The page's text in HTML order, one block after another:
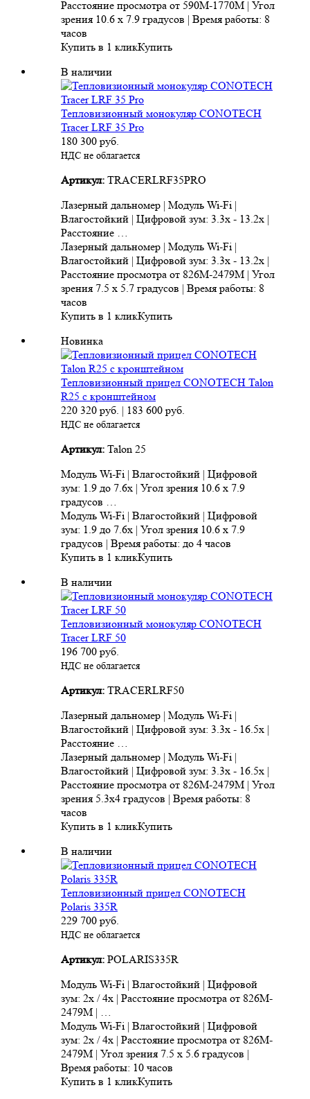
Расстояние просмотра от 590M-1770M | Угол
зрения 10.6 x 7.9 градусов | Время работы: 8
часов
Купить в 1 кликКупить
В наличии
Тепловизионный монокуляр CONOTECH
Tracer LRF 35 Pro
180 300 руб.
НДС не облагается
Артикул: TRACERLRF35PRO
Лазерный дальномер | Модуль Wi-Fi |
Влагостойкий | Цифровой зум: 3.3x - 13.2x |
Расстояние …
Лазерный дальномер | Модуль Wi-Fi |
Влагостойкий | Цифровой зум: 3.3x - 13.2x |
Расстояние просмотра от 826M-2479M | Угол
зрения 7.5 x 5.7 градусов | Время работы: 8
часов
Купить в 1 кликКупить
Новинка
Тепловизионный прицел CONOTECH Talon
R25 с кронштейном
220 320 руб. | 183 600 руб.
НДС не облагается
Артикул: Talon 25
Модуль Wi-Fi | Влагостойкий | Цифровой
зум: 1.9 до 7.6x | Угол зрения 10.6 x 7.9
градусов …
Модуль Wi-Fi | Влагостойкий | Цифровой
зум: 1.9 до 7.6x | Угол зрения 10.6 x 7.9
градусов | Время работы: до 4 часов
Купить в 1 кликКупить
В наличии
Тепловизионный монокуляр CONOTECH
Tracer LRF 50
196 700 руб.
НДС не облагается
Артикул: TRACERLRF50
Лазерный дальномер | Модуль Wi-Fi |
Влагостойкий | Цифровой зум: 3.3x - 16.5x |
Расстояние …
Лазерный дальномер | Модуль Wi-Fi |
Влагостойкий | Цифровой зум: 3.3x - 16.5x |
Расстояние просмотра от 826M-2479M | Угол
зрения 5.3x4 градусов | Время работы: 8
часов
Купить в 1 кликКупить
В наличии
Тепловизионный прицел CONOTECH
Polaris 335R
229 700 руб.
НДС не облагается
Артикул: POLARIS335R
Модуль Wi-Fi | Влагостойкий | Цифровой
зум: 2x / 4x | Расстояние просмотра от 826M-
2479M | …
Модуль Wi-Fi | Влагостойкий | Цифровой
зум: 2x / 4x | Расстояние просмотра от 826M-
2479M | Угол зрения 7.5 x 5.6 градусов |
Время работы: 10 часов
Купить в 1 кликКупить